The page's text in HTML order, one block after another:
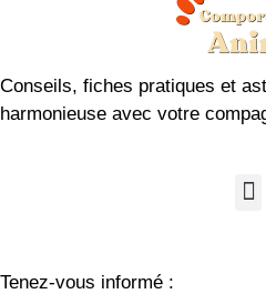
Conseils, fiches pratiques et
harmonieuse avec votre
Tenez-vous informé :